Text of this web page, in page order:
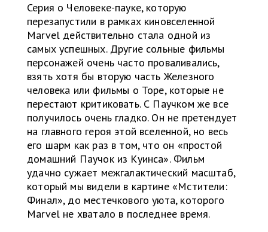
Серия о Человеке-пауке, которую
перезапустили в рамках киновселенной
Marvel действительно стала одной из
самых успешных. Другие сольные фильмы
персонажей очень часто проваливались,
взять хотя бы вторую часть Железного
человека или фильмы о Торе, которые не
перестают критиковать. С Паучком же все
получилось очень гладко. Он не претендует
на главного героя этой вселенной, но весь
его шарм как раз в том, что он «простой
домашний Паучок из Куинса». Фильм
удачно сужает межгалактический масштаб,
который мы видели в картине «Мстители:
Финал», до местечкового уюта, которого
Marvel не хватало в последнее время.